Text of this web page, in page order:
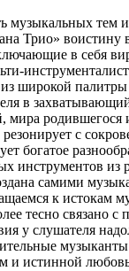
музыкальных тем
Трио» воистину
в себя
широкой палитры
в
родившегося
с
богатое
инструментов из
самими
к истокам
тесно связано
у слушателя
и истинной